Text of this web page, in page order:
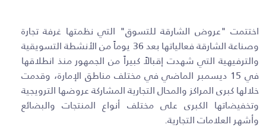
اختتمت "عروض الشارقة للتسوق" التي نظمتها غرفة تجارة
وصناعة الشارقة فعالياتها بعد 36 يوماً من الأنشطة التسويقية
والترفيهية التي شهدت إقبالاً كبيراً من الجمهور منذ انطلاقها
في 15 ديسمبر الماضي في مختلف مناطق الإمارة، وقدمت
خلالها كبرى المراكز والمحال التجارية المشاركة عروضها الترويجية
وتخفيضاتها الكبرى على مختلف أنواع المنتجات والبضائع
وأشهر العلامات التجارية.